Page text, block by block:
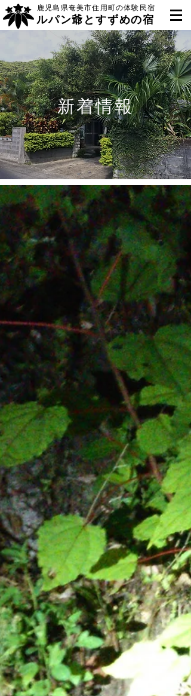
鹿児島県奄美市住用町の体験民宿
ルパン爺とすずめの宿
新着情報